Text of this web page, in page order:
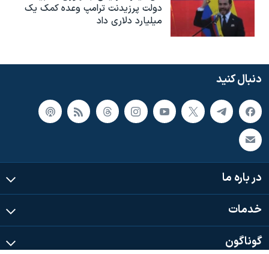
دولت پرزیدنت ترامپ وعده کمک یک
میلیارد دلاری داد
دنبال کنید
در باره ما
خدمات
گوناگون